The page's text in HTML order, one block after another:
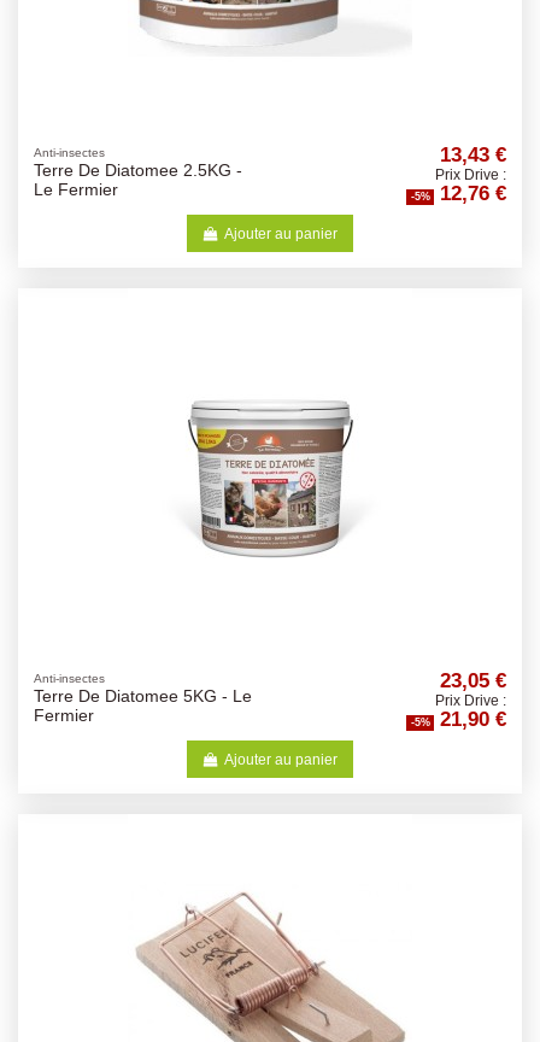
Anti-insectes
Terre De Diatomee 2.5KG -
Le Fermier
13,43 €
Prix Drive :
-5% 12,76 €
Ajouter au panier
Anti-insectes
Terre De Diatomee 5KG - Le
Fermier
23,05 €
Prix Drive :
-5% 21,90 €
Ajouter au panier